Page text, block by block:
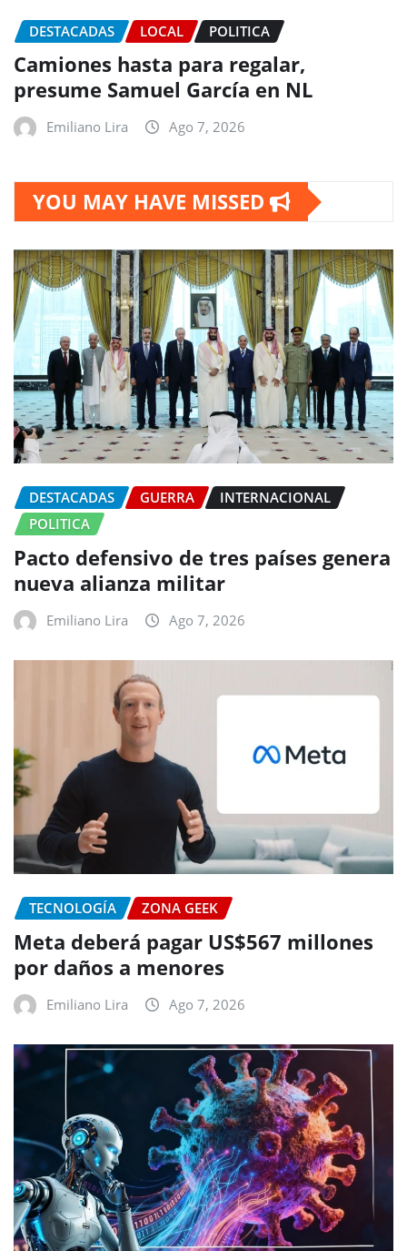
DESTACADAS LOCAL POLITICA
Camiones hasta para regalar,
presume Samuel García en NL
Emiliano Lira Ago 7, 2026
YOU MAY HAVE MISSED
DESTACADAS GUERRA
INTERNACIONAL
POLITICA
Pacto defensivo de tres países genera
nueva alianza militar
Emiliano Lira Ago 7, 2026
TECNOLOGÍA ZONA GEEK
Meta deberá pagar US$567 millones
por daños a menores
Emiliano Lira Ago 7, 2026